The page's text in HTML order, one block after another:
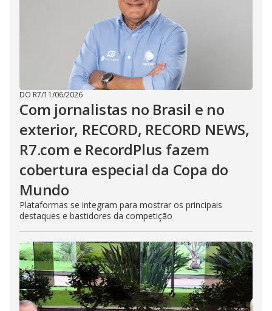
DO R7/11/06/2026
Com jornalistas no Brasil e no
exterior, RECORD, RECORD NEWS,
R7.com e RecordPlus fazem
cobertura especial da Copa do
Mundo
Plataformas se integram para mostrar os principais
destaques e bastidores da competição